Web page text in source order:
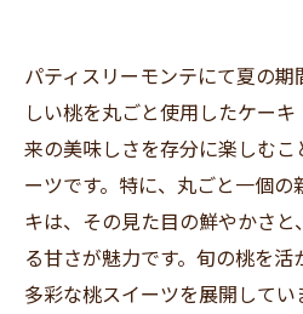
パティスリーモンテにて夏の
しい桃を丸ごと使用したケー
来の美味しさを存分に楽しむ
ーツです。特に、丸ごと一個
キは、その見た目の鮮やかさ
る甘さが魅力です。旬の桃を活
多彩な桃スイーツを展開して